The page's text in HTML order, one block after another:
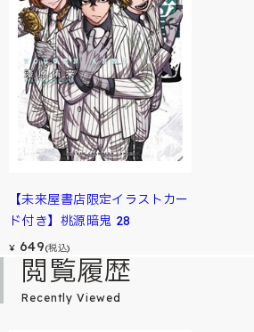
【未来屋書店限定イラストカー
ド付き】桃源暗鬼 28
¥ 649(税込)
閲覧履歴
Recently Viewed